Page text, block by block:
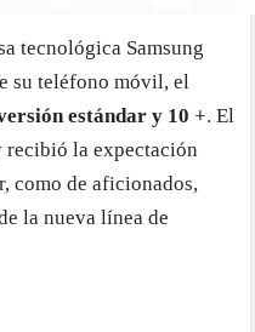
tecnológica Samsung
su teléfono móvil, el
estándar y 10 +. El
recibió la expectación
como de aficionados,
la nueva línea de